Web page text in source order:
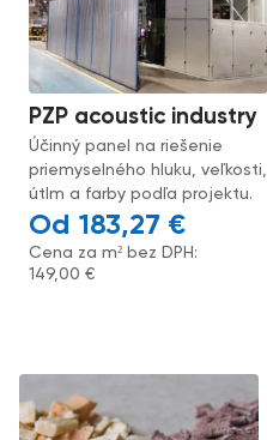
PZP acoustic industry
Účinný panel na riešenie
priemyselného hluku, veľkosti,
útlm a farby podľa projektu.
183,27 €
Cena za m² bez DPH:
149,00€